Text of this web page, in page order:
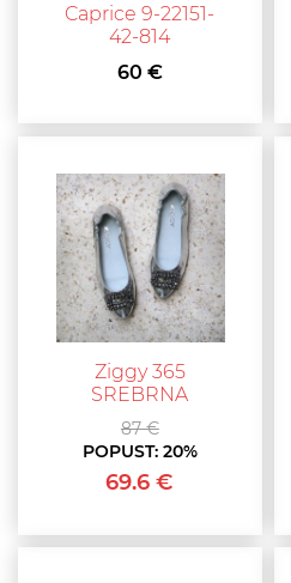
Caprice 9-22151-
42-814
60 €
Ziggy 365
SREBRNA
87 €
POPUST: 20%
69.6 €